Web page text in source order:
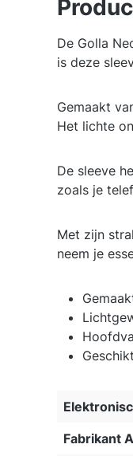
De Golla
is deze
Gemaakt
Het lichte
De sleeve
zoals je
Met zijn
neem je
Fabrikant